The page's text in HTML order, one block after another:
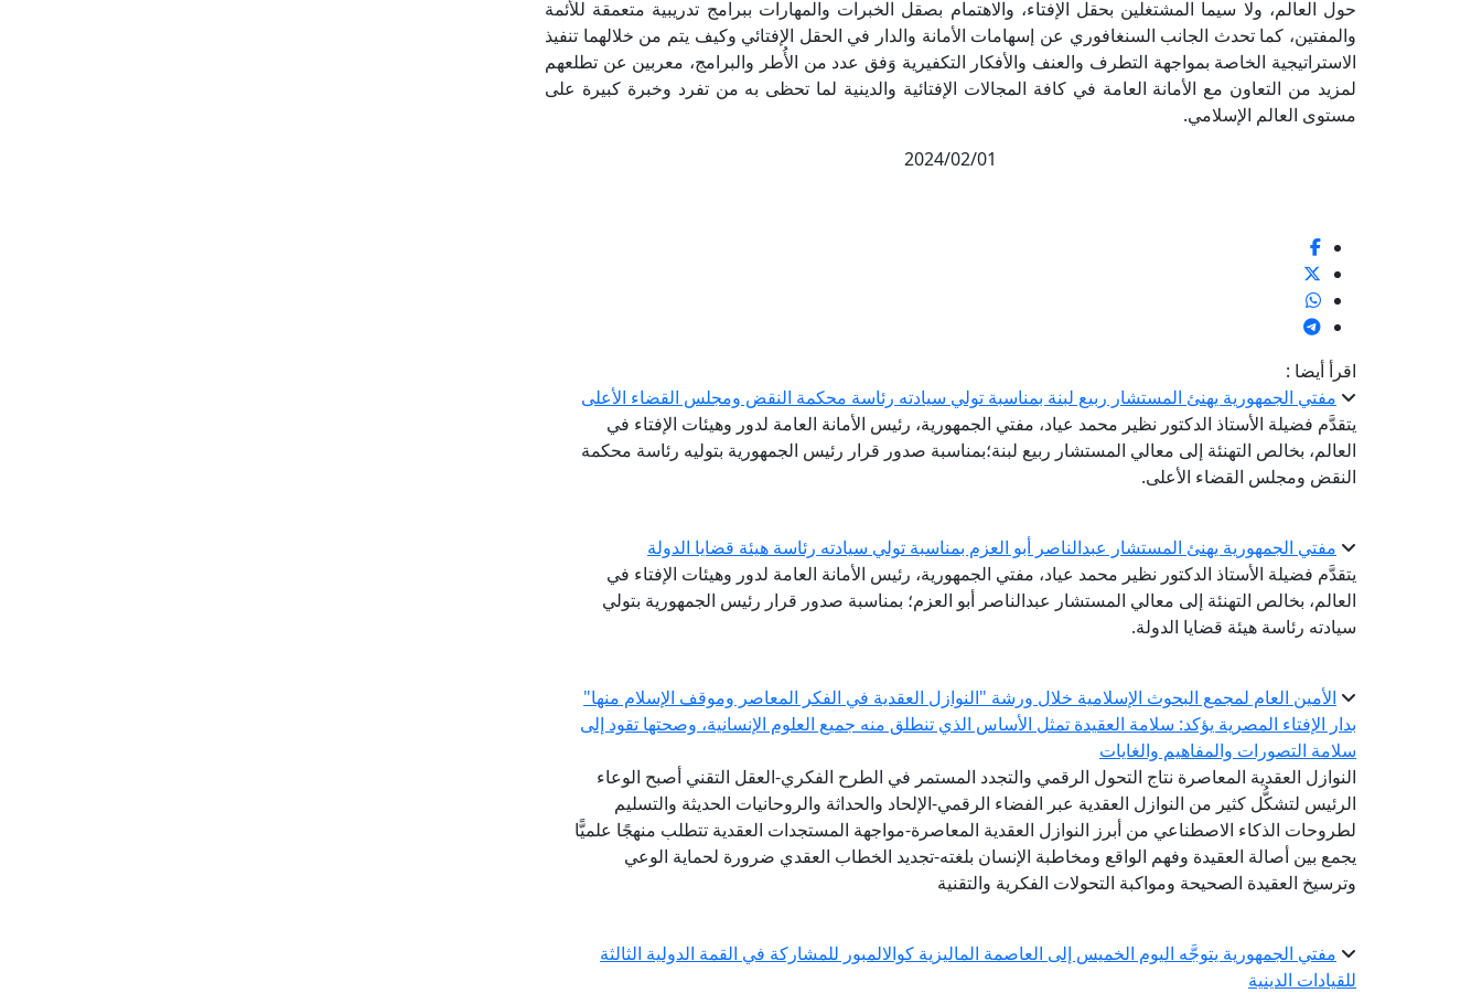
حول العالم، ولا سيما المشتغلين بحقل الإفتاء، والاهتمام بصقل الخبرات والمهارات ببرامج تدريبية متعمقة للأئمة
والمفتين، كما تحدث الجانب السنغافوري عن إسهامات الأمانة والدار في الحقل الإفتائي وكيف يتم من خلالهما تنفيذ
الاستراتيجية الخاصة بمواجهة التطرف والعنف والأفكار التكفيرية وَفق عدد من الأُطر والبرامج، معربين عن تطلعهم
لمزيد من التعاون مع الأمانة العامة في كافة المجالات الإفتائية والدينية لما تحظى به من تفرد وخبرة كبيرة على
مستوى العالم الإسلامي.
2024/02/01
اقرأ أيضا :
مفتي الجمهورية يهنئ المستشار ربيع لبنة بمناسبة تولي سيادته رئاسة محكمة النقض ومجلس القضاء الأعلى
يتقدَّم فضيلة الأستاذ الدكتور نظير محمد عياد، مفتي الجمهورية، رئيس الأمانة العامة لدور وهيئات الإفتاء في
العالم، بخالص التهنئة إلى معالي المستشار ربيع لبنة؛بمناسبة صدور قرار رئيس الجمهورية بتوليه رئاسة محكمة
النقض ومجلس القضاء الأعلى.
مفتي الجمهورية يهنئ المستشار عبدالناصر أبو العزم بمناسبة تولي سيادته رئاسة هيئة قضايا الدولة
يتقدَّم فضيلة الأستاذ الدكتور نظير محمد عياد، مفتي الجمهورية، رئيس الأمانة العامة لدور وهيئات الإفتاء في
العالم، بخالص التهنئة إلى معالي المستشار عبدالناصر أبو العزم؛ بمناسبة صدور قرار رئيس الجمهورية بتولي
سيادته رئاسة هيئة قضايا الدولة.
الأمين العام لمجمع البحوث الإسلامية خلال ورشة "النوازل العقدية في الفكر المعاصر وموقف الإسلام منها"
بدار الإفتاء المصرية يؤكد: سلامة العقيدة تمثل الأساس الذي تنطلق منه جميع العلوم الإنسانية، وصحتها تقود إلى
سلامة التصورات والمفاهيم والغايات
النوازل العقدية المعاصرة نتاج التحول الرقمي والتجدد المستمر في الطرح الفكري-العقل التقني أصبح الوعاء
الرئيس لتشكُّل كثير من النوازل العقدية عبر الفضاء الرقمي-الإلحاد والحداثة والروحانيات الحديثة والتسليم
لطروحات الذكاء الاصطناعي من أبرز النوازل العقدية المعاصرة-مواجهة المستجدات العقدية تتطلب منهجًا علميًّا
يجمع بين أصالة العقيدة وفهم الواقع ومخاطبة الإنسان بلغته-تجديد الخطاب العقدي ضرورة لحماية الوعي
وترسيخ العقيدة الصحيحة ومواكبة التحولات الفكرية والتقنية
مفتي الجمهورية يتوجَّه اليوم الخميس إلى العاصمة الماليزية كوالالمبور للمشاركة في القمة الدولية الثالثة
للقيادات الدينية